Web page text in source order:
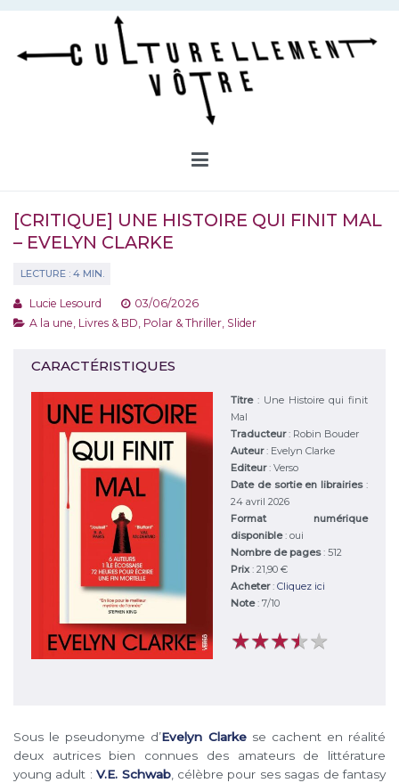
Aller
contenu
[CRITIQUE] UNE HISTOIRE QUI FINIT MAL
– EVELYN CLARKE
Lucie Lesourd
03/06/2026
A la une Livres & BD Polar & Thriller Slider
CARACTÉRISTIQUES
Titre: Une Histoire qui finit
Mal
Traducteur: Robin Bouder
Auteur: Evelyn Clarke
Editeur:Verso
Date de sortie en librairies :
24 avril 2026
Format numérique
disponible: oui
Nombre de pages: 512
Prix: 21,90 €
Acheter:Cliquez ici
Note:7/10
★★★★★
★★★★★
Sous le pseudonyme d’Evelyn Clarkese cachent en réalité
deux autrices bien connues des amateurs de littérature
young adult :V.E. Schwab, célèbre pour ses sagas de fantasy